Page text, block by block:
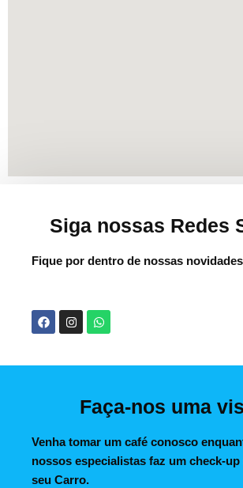
Siga nossas Redes
Fique por dentro de nossas
Faça-nos uma
Venha tomar um café conosco
nossos especialistas faz um check-
seu Carro.